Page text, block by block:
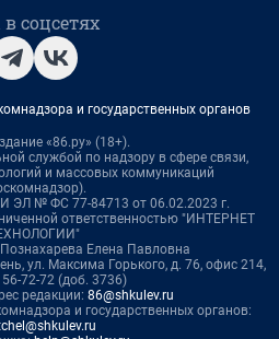
соцсетях
и государственных органов
«86.ру» (18+).
службой по надзору в сфере связи,
и массовых коммуникаций
ЭЛ № ФС 77-84713 от 06.02.2023 г.
ответственностью "ИНТЕРНЕТ
Елена Павловна
ул. Максима Горького, д. 76, офис 214,
72-72 (доб. 3736)
редакции: 86@shkulev.ru
и государственных органов: